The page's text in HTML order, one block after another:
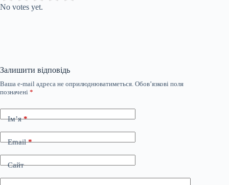
No votes yet.
Залишити відповідь
Ваша e-mail адреса не оприлюднюватиметься. Обов’язкові поля
позначені *
Ім’я*
Email*
Сайт